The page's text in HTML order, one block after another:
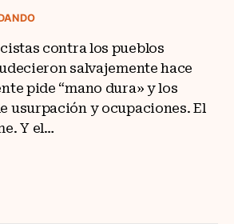
contra los pueblos
salvajemente hace
pide “mano dura» y los
usurpación y ocupaciones. El
Y el…